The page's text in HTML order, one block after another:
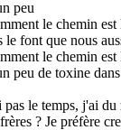
peu
le chemin est
le font que nous
le chemin est
peu de toxine
le temps, j'ai du
? Je préfère